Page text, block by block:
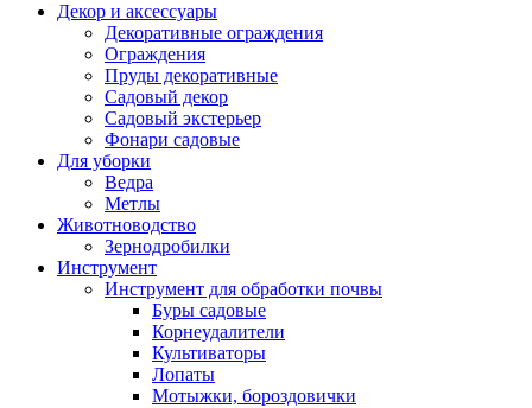
Декор и аксессуары
Декоративные ограждения
Ограждения
Пруды декоративные
Садовый декор
Садовый экстерьер
Фонари садовые
Для уборки
Ведра
Метлы
Животноводство
Зернодробилки
Инструмент
Инструмент для обработки почвы
Буры садовые
Корнеудалители
Культиваторы
Лопаты
Мотыжки, бороздовички